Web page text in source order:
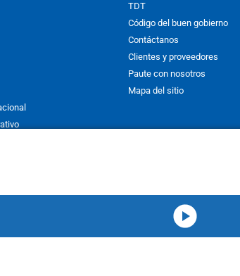
TDT
Código del buen gobierno
Contáctanos
Clientes y proveedores
Paute con nosotros
Mapa del sitio
Prohibida su reproducción total o parcial, así
whole or in part, or translation without written